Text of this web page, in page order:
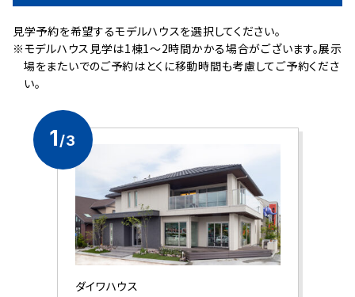
⾒学予約を希望するモデルハウスを選択してください。
※モデルハウス見学は1棟1～2時間かかる場合がございます。展示
場をまたいでのご予約はとくに移動時間も考慮してご予約くださ
い。
1/3
ダイワハウス